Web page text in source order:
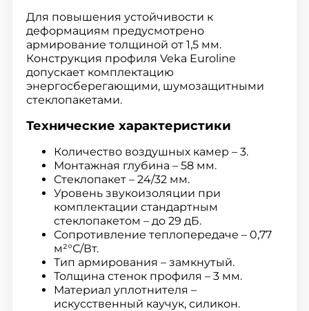
Для повышения устойчивости к
деформациям предусмотрено
армирование толщиной от 1,5 мм.
Конструкция профиля Veka Euroline
допускает комплектацию
энергосберегающими, шумозащитными
стеклопакетами.
Технические характеристики
Количество воздушных камер – 3.
Монтажная глубина – 58 мм.
Стеклопакет – 24/32 мм.
Уровень звукоизоляции при
комплектации стандартным
стеклопакетом – до 29 дБ.
Сопротивление теплопередаче – 0,77
м²°С/Вт.
Тип армирования – замкнутый.
Толщина стенок профиля – 3 мм.
Материал уплотнителя –
искусственный каучук, силикон.